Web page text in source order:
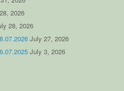
2026
28, 2026
July 27, 2026
July 3, 2026